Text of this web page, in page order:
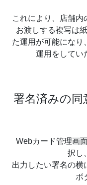
これにより、店舗内
お渡しする複写は
た運用が可能になり
運用をしてい
署名済みの同
Webカード管理画
択し
出力したい署名の横
ボ